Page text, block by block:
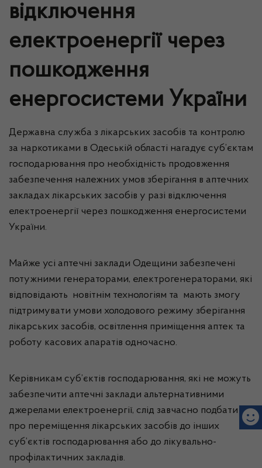
відключення
електроенергії через
пошкодження
енергосистеми України
Державна служба з лікарських засобів та контролю
за наркотиками в Одеській області нагадує суб’єктам
господарювання про необхідність продовження
забезпечення належних умов зберігання в аптечних
закладах лікарських засобів у разі відключення
електроенергії через пошкодження енергосистеми
України.
Майже усі аптечні заклади Одещини забезпечені
потужними генераторами, електрогенераторами, які
відповідають новітнім технологіям та мають змогу
підтримувати умови холодового режиму зберігання
лікарських засобів, освітлення приміщення аптек та
роботу касових апаратів одночасно.
Керівникам суб’єктів господарювання, які не можуть
забезпечити аптечні заклади альтернативними
джерелами електроенергії, слід завчасно подбати
про переміщення лікарських засобів до інших
суб’єктів господарювання або до лікувально-
профілактичних закладів.